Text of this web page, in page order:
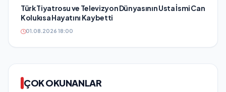
Türk Tiyatrosu ve Televizyon Dünyasının Usta İsmi Can
Kolukısa Hayatını Kaybetti
01.08.2026 18:00
ÇOK OKUNANLAR